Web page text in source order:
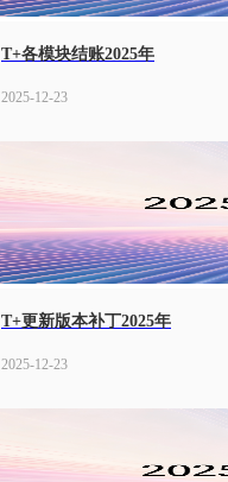
T+各模块结账2025年
2025-12-23
T+更新版本补丁2025年
2025-12-23